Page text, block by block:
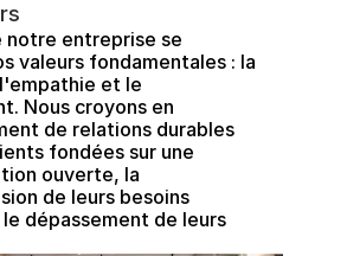
entreprise se
valeurs fondamentales : la
et le
Nous croyons en
de relations durables
fondées sur une
ouverte, la
de leurs besoins
dépassement de leurs